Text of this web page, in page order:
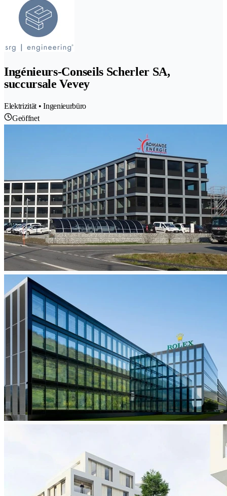
Ingénieurs-Conseils Scherler SA,
succursale Vevey
Elektrizität • Ingenieurbüro
Geöffnet